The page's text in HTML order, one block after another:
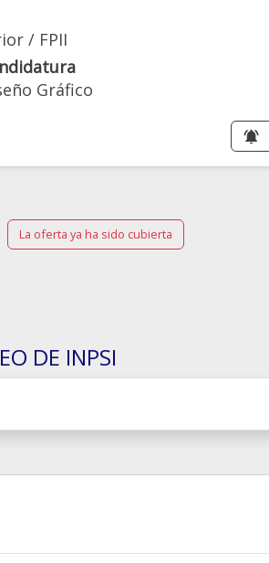
/ FPII
Gráfico
notifications_active
La oferta ya ha sido cubierta
DE INPSI